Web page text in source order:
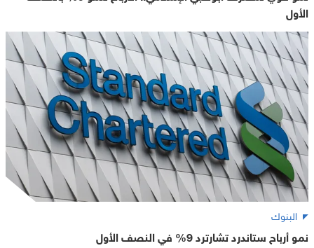
الأول
البنوك
نمو أرباح ستاندرد تشارترد 9% في النصف الأول